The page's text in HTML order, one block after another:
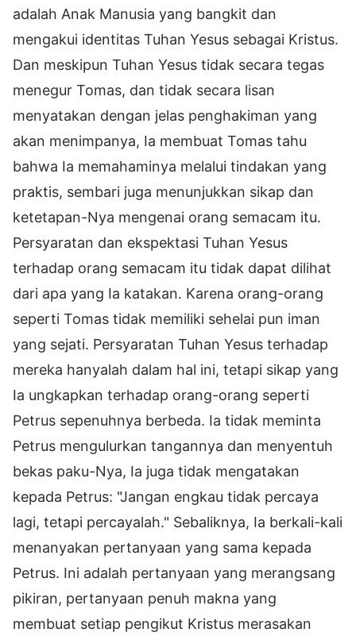
adalah Anak Manusia yang bangkit dan
mengakui identitas Tuhan Yesus sebagai Kristus.
Dan meskipun Tuhan Yesus tidak secara tegas
menegur Tomas, dan tidak secara lisan
menyatakan dengan jelas penghakiman yang
akan menimpanya, Ia membuat Tomas tahu
bahwa Ia memahaminya melalui tindakan yang
praktis, sembari juga menunjukkan sikap dan
ketetapan-Nya mengenai orang semacam itu.
Persyaratan dan ekspektasi Tuhan Yesus
terhadap orang semacam itu tidak dapat dilihat
dari apa yang Ia katakan. Karena orang-orang
seperti Tomas tidak memiliki sehelai pun iman
yang sejati. Persyaratan Tuhan Yesus terhadap
mereka hanyalah dalam hal ini, tetapi sikap yang
Ia ungkapkan terhadap orang-orang seperti
Petrus sepenuhnya berbeda. Ia tidak meminta
Petrus mengulurkan tangannya dan menyentuh
bekas paku-Nya, Ia juga tidak mengatakan
kepada Petrus: "Jangan engkau tidak percaya
lagi, tetapi percayalah." Sebaliknya, Ia berkali-kali
menanyakan pertanyaan yang sama kepada
Petrus. Ini adalah pertanyaan yang merangsang
pikiran, pertanyaan penuh makna yang
membuat setiap pengikut Kristus merasakan